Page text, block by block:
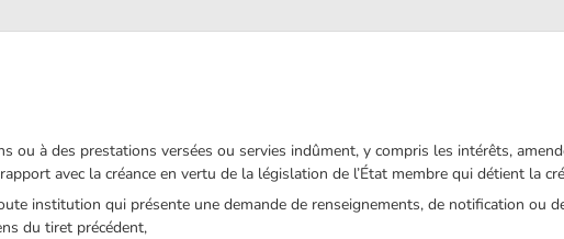
ou à des prestations versées ou servies indûment, y compris les intérêts,
avec la créance en vertu de la législation de l’État membre qui détient la
institution qui présente une demande de renseignements, de notification ou
du tiret précédent,